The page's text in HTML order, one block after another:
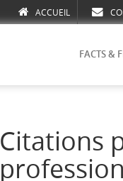
ACCUEIL
FACTS &
Citations